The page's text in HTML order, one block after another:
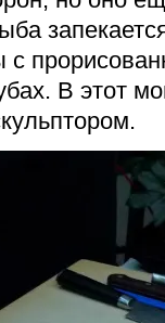
В этот